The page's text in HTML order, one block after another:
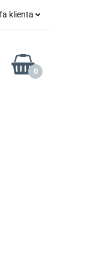
klienta
się
zgłoszenie
0